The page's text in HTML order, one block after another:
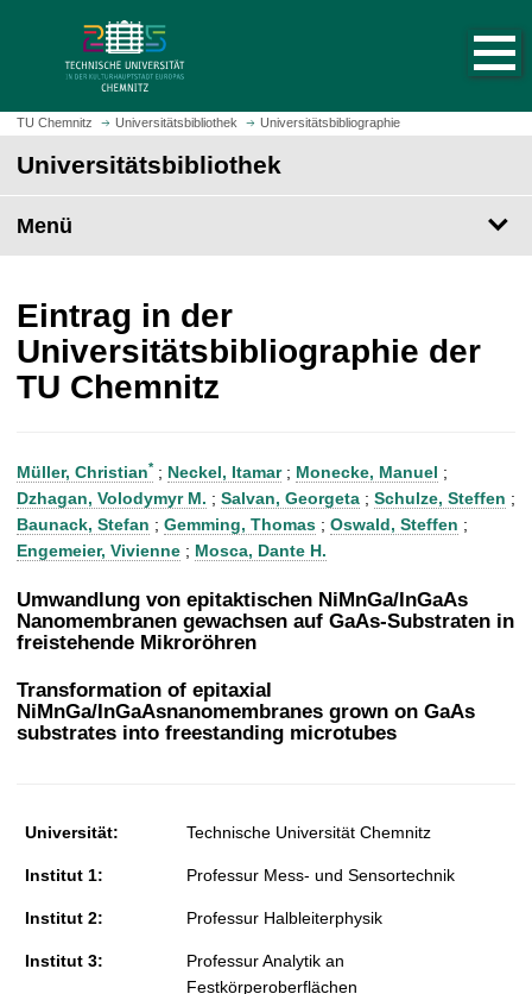
z
m
t
e
i
t
u
f
r
u
TU Chemnitz Universitätsbibliothek Universitätsbibliographie
Universitätsbibliothek
Menü
Eintrag in der
Universitätsbibliographie der
TU Chemnitz
Müller, Christian* ; Neckel, Itamar; Monecke, Manuel ;
Dzhagan, Volodymyr M. ; Salvan, Georgeta ; Schulze, Steffen ;
Baunack, Stefan ; Gemming, Thomas ; Oswald, Steffen ;
Engemeier, Vivienne ; Mosca, Dante H.
Umwandlung von epitaktischen NiMnGa/InGaAs
Nanomembranen gewachsen auf GaAs-Substraten in
freistehende Mikroröhren
Transformation of epitaxial
NiMnGa/InGaAsnanomembranes grown on GaAs
substrates into freestanding microtubes
Universität: Technische Universität Chemnitz
Institut 1: Professur Mess- und Sensortechnik
Institut 2: Professur Halbleiterphysik
Institut 3:
Professur Analytik an
Festkörperoberflächen